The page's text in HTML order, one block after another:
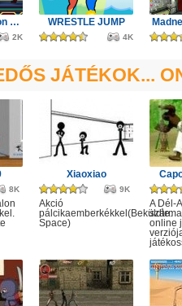
Robot Police Iron Panther
2K
WRESTLE JUMP
4K
JÁTÉKOK...
8K
Xiaoxiao
9K
Akció
pálcikaemberkékkel(Beküldte:
Space)
A Dél-
online